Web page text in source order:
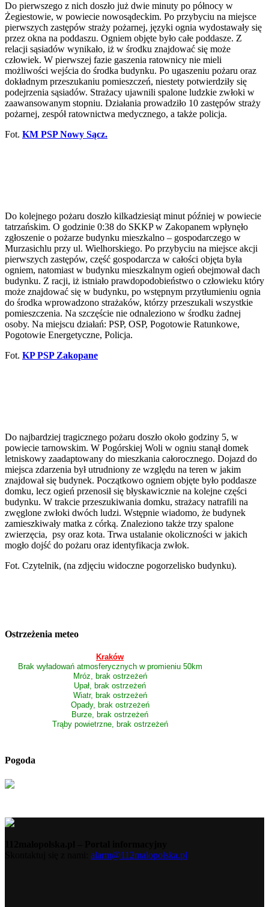
Do pierwszego z nich doszło już dwie minuty po północy w
Żegiestowie, w powiecie nowosądeckim. Po przybyciu na miejsce
pierwszych zastępów straży pożarnej, języki ognia wydostawały się
przez okna na poddaszu. Ogniem objęte było całe poddasze. Z
relacji sąsiadów wynikało, iż w środku znajdować się może
człowiek. W pierwszej fazie gaszenia ratownicy nie mieli
możliwości wejścia do środka budynku. Po ugaszeniu pożaru oraz
dokładnym przeszukaniu pomieszczeń, niestety potwierdziły się
podejrzenia sąsiadów. Strażacy ujawnili spalone ludzkie zwłoki w
zaawansowanym stopniu. Działania prowadziło 10 zastępów straży
pożarnej, zespół ratownictwa medycznego, a także policja.
Fot. KM PSP Nowy Sącz.
Do kolejnego pożaru doszło kilkadziesiąt minut później w powiecie
tatrzańskim. O godzinie 0:38 do SKKP w Zakopanem wpłynęło
zgłoszenie o pożarze budynku mieszkalno – gospodarczego w
Murzasichlu przy ul. Wielhorskiego. Po przybyciu na miejsce akcji
pierwszych zastępów, część gospodarcza w całości objęta była
ogniem, natomiast w budynku mieszkalnym ogień obejmował dach
budynku. Z racji, iż istniało prawdopodobieństwo o człowieku który
może znajdować się w budynku, po wstępnym przytłumieniu ognia
do środka wprowadzono strażaków, którzy przeszukali wszystkie
pomieszczenia. Na szczęście nie odnaleziono w środku żadnej
osoby. Na miejscu działań: PSP, OSP, Pogotowie Ratunkowe,
Pogotowie Energetyczne, Policja.
Fot. KP PSP Zakopane
Do najbardziej tragicznego pożaru doszło około godziny 5, w
powiecie tarnowskim. W Pogórskiej Woli w ogniu stanął domek
letniskowy zaadaptowany do mieszkania całorocznego. Dojazd do
miejsca zdarzenia był utrudniony ze względu na teren w jakim
znajdował się budynek. Początkowo ogniem objęte było poddasze
domku, lecz ogień przenosił się błyskawicznie na kolejne części
budynku. W trakcie przeszukiwania domku, strażacy natrafili na
zwęglone zwłoki dwóch ludzi. Wstępnie wiadomo, że budynek
zamieszkiwały matka z córką. Znaleziono także trzy spalone
zwierzęcia, psy oraz kota. Trwa ustalanie okoliczności w jakich
mogło dojść do pożaru oraz identyfikacja zwłok.
Fot. Czytelnik, (na zdjęciu widoczne pogorzelisko budynku).
Ostrzeżenia meteo
Kraków
Brak wyładowań atmosferycznych w promieniu 50km
Mróz, brak ostrzeżeń
Upał, brak ostrzeżeń
Wiatr, brak ostrzeżeń
Opady, brak ostrzeżeń
Burze, brak ostrzeżeń
Trąby powietrzne, brak ostrzeżeń
Pogoda
alarm@112malopolska.pl